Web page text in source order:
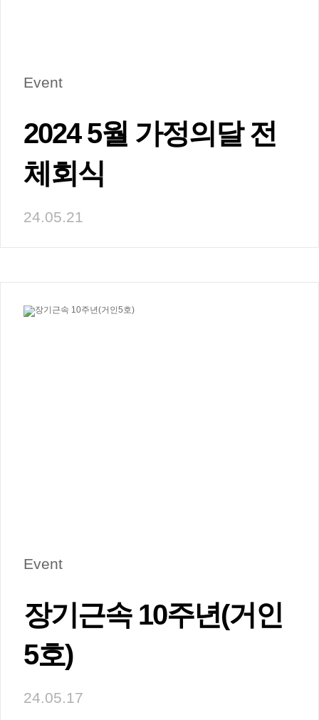
Event
2024 5월 가정의달 전
체회식
24.05.21
Event
장기근속 10주년(거인
5호)
24.05.17